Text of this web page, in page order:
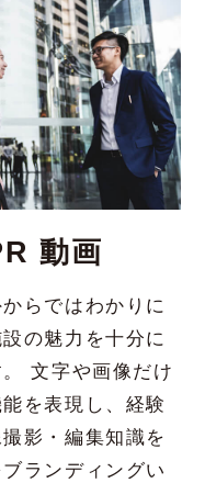
動画
らではわかりに
の魅力を十分に
文字や画像だけ
を表現し、経験
影・編集知識を
ランディングい